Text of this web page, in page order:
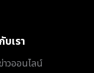
บเรา
วออนไลน์